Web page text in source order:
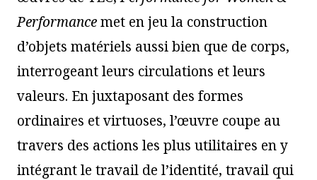
Performancemet en jeu la construction
d’objets matériels aussi bien que de corps,
interrogeant leurs circulations et leurs
valeurs. En juxtaposant des formes
ordinaires et virtuoses, l’œuvre coupe au
travers des actions les plus utilitaires en y
intégrant le travail de l’identité, travail qui